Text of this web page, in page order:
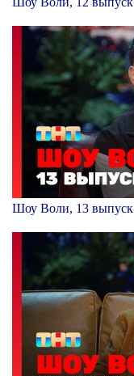
Шоу Воли, 13 выпуск